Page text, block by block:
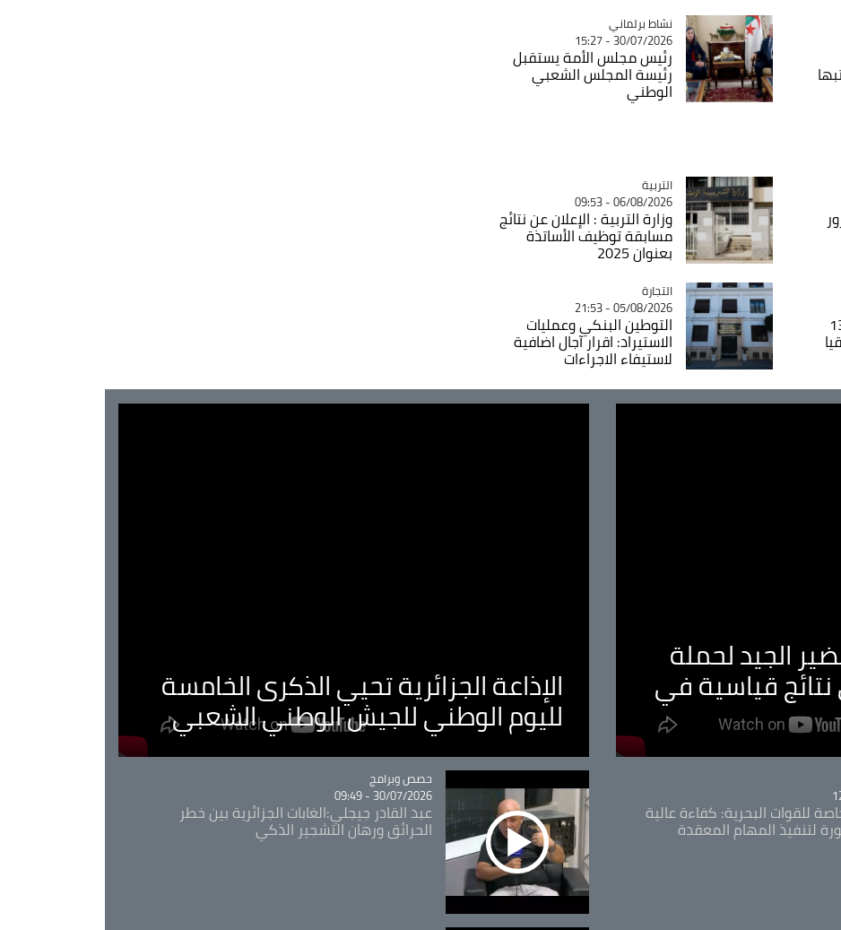
Catégorie
نشاط برلماني
30/07/2026 - 15:27
رئيس مجلس الأمة يستقبل
رئيسة المجلس الشعبي
الوطني
Catégorie
التربية
06/08/2026 - 09:53
وزارة التربية : الإعلان عن نتائج
مسابقة توظيف الأساتذة
بعنوان 2025
الـ 13
Catégorie
التجارة
05/08/2026 - 21:53
التوطين البنكي وعمليات
الاستيراد: اقرار آجال اضافية
لاستيفاء الاجراءات
الجيد لحملة
قياسية في الإذاعة الجزائرية تحيي الذكرى الخامسة
لليوم الوطني للجيش الوطني الشعبي
للقوات البحرية: كفاءة عالية
لتنفيذ المهام المعقدة
Catégorie
حصص وبرامج
30/07/2026 - 09:49
عبد القادر جيجلي:الغابات الجزائرية بين خطر
الحرائق ورهان التشجير الذكي